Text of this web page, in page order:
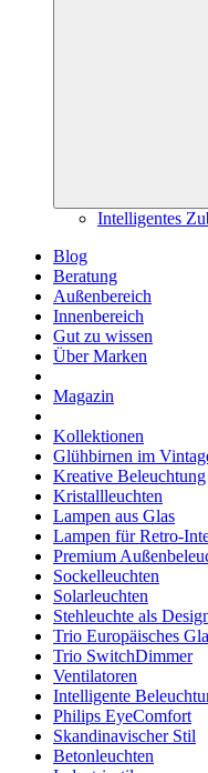
Intelligentes
Blog
Beratung
Außenbereich
Innenbereich
Gut zu wissen
Über Marken
Magazin
Kollektionen
Glühbirnen im
Kreative Beleuchtung
Kristallleuchten
Lampen aus Glas
Lampen für Retro-
Premium
Sockelleuchten
Solarleuchten
Stehleuchte als
Trio Europäisches
Trio SwitchDimmer
Ventilatoren
Intelligente
Philips EyeComfort
Skandinavischer Stil
Betonleuchten